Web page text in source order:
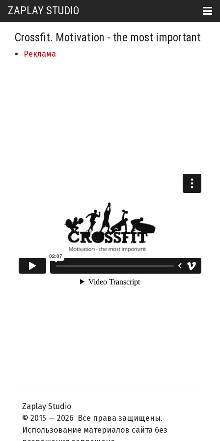
ZAPLAY STUDIO
Crossfit. Motivation - the most important
Реклама
Zaplay Studio
© 2015 — 2026 Все права защищены.
Использование материалов сайта без